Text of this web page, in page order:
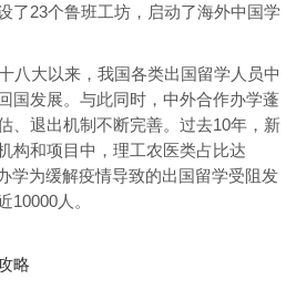
了23个鲁班工坊，启动了海外中国学
八大以来，我国各类出国留学人员中
国发展。与此同时，中外合作办学蓬
、退出机制不断完善。过去10年，新
构和项目中，理工农医类占比达
学为缓解疫情导致的出国留学受阻发
10000人。
略